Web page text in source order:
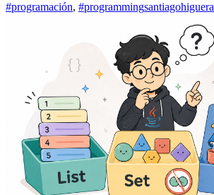
#programación, #programmingsantiagohiguera